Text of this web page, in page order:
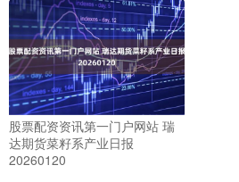
股票配资资讯第一门户网站 瑞
达期货菜籽系产业日报
20260120